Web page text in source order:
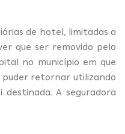
de hotel, limitadas a
que ser removido pelo
no município em que
retornar utilizando
A seguradora